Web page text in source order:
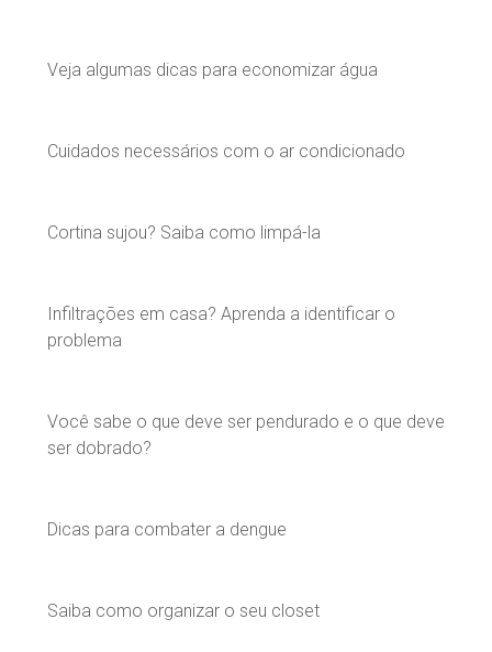
Veja algumas dicas para economizar água
Cuidados necessários com o ar condicionado
Cortina sujou? Saiba como limpá-la
Infiltrações em casa? Aprenda a identificar o
problema
Você sabe o que deve ser pendurado e o que deve
ser dobrado?
Dicas para combater a dengue
Saiba como organizar o seu closet